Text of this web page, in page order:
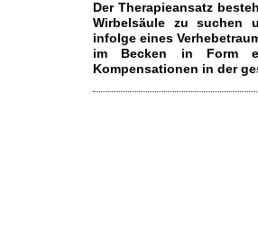
Der Therapieansatz
Wirbelsäule zu suchen
infolge eines
im Becken in Form
Kompensationen in der